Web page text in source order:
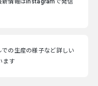
新情報はinstagramで発信
の生産の様子など詳しい
ます